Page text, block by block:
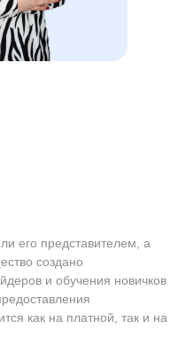
его представителем, а
создано
и обучения новичков
как на платной, так и на